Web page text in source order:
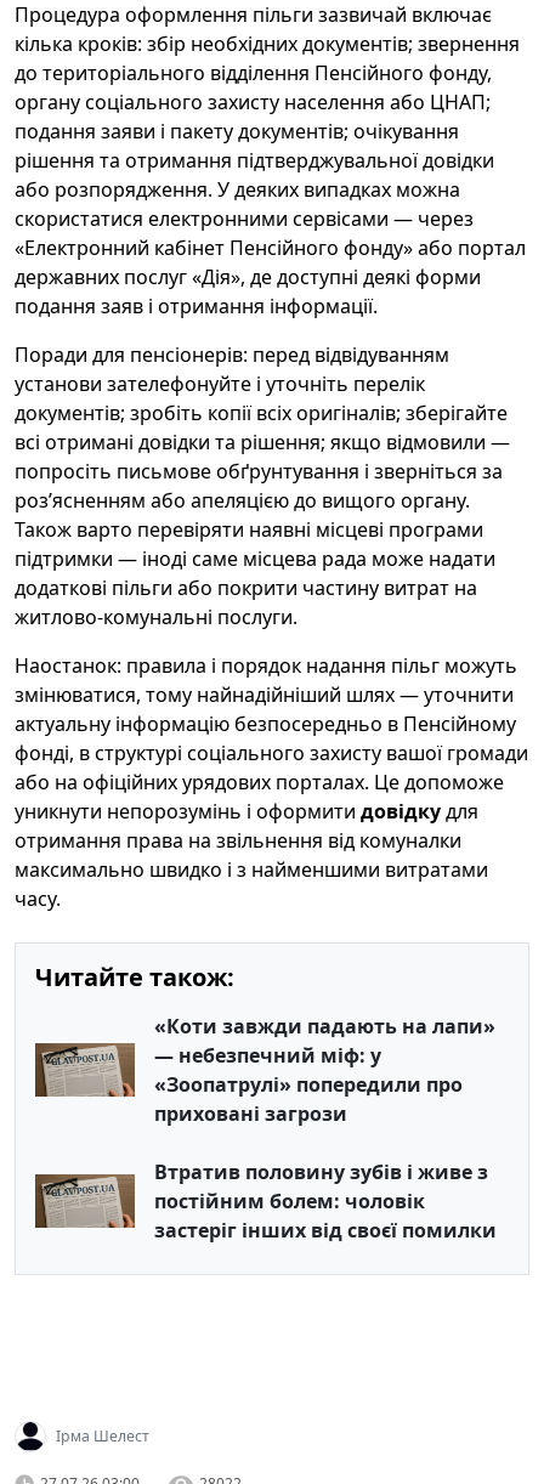
Процедура оформлення пільги зазвичай включає
кілька кроків: збір необхідних документів; звернення
до територіального відділення Пенсійного фонду,
органу соціального захисту населення або ЦНАП;
подання заяви і пакету документів; очікування
рішення та отримання підтверджувальної довідки
або розпорядження. У деяких випадках можна
скористатися електронними сервісами — через
«Електронний кабінет Пенсійного фонду» або портал
державних послуг «Дія», де доступні деякі форми
подання заяв і отримання інформації.
Поради для пенсіонерів: перед відвідуванням
установи зателефонуйте і уточніть перелік
документів; зробіть копії всіх оригіналів; зберігайте
всі отримані довідки та рішення; якщо відмовили —
попросіть письмове обґрунтування і зверніться за
роз’ясненням або апеляцією до вищого органу.
Також варто перевіряти наявні місцеві програми
підтримки — іноді саме місцева рада може надати
додаткові пільги або покрити частину витрат на
житлово-комунальні послуги.
Наостанок: правила і порядок надання пільг можуть
змінюватися, тому найнадійніший шлях — уточнити
актуальну інформацію безпосередньо в Пенсійному
фонді, в структурі соціального захисту вашої громади
або на офіційних урядових порталах. Це допоможе
уникнути непорозумінь і оформити довідкудля
отримання права на звільнення від комуналки
максимально швидко і з найменшими витратами
часу.
Читайте також:
«Коти завжди падають на лапи»
— небезпечний міф: у
«Зоопатрулі» попередили про
приховані загрози
Втратив половину зубів і живе з
постійним болем: чоловік
застеріг інших від своєї помилки
Ірма Шелест